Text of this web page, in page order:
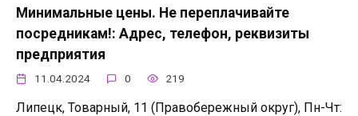
Минимальные цены. Не переплачивайте
посредникам!: Адрес, телефон, реквизиты
предприятия
11.04.2024 0 219
Липецк, Товарный, 11 (Правобережный округ), Пн-Чт: